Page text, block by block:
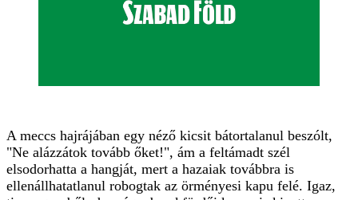
A meccs hajrájában egy néző kicsit bátortalanul beszólt,
"Ne alázzátok tovább őket!", ám a feltámadt szél
elsodorhatta a hangját, mert a hazaiak továbbra is
ellenállhatatlanul robogtak az örményesi kapu felé. Igaz,